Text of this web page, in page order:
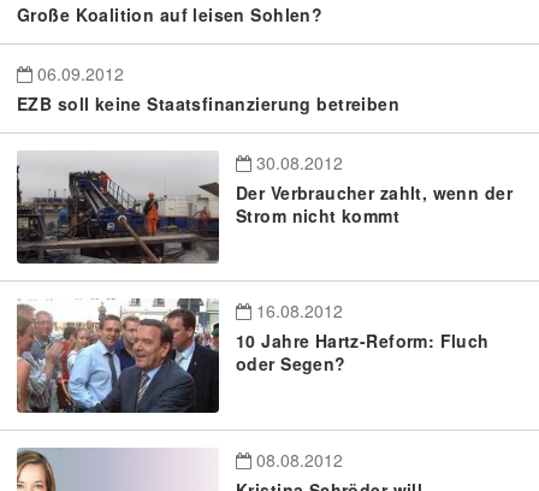
Große Koalition auf leisen Sohlen?
06.09.2012
EZB soll keine Staatsfinanzierung betreiben
30.08.2012
Der Verbraucher zahlt, wenn der
Strom nicht kommt
16.08.2012
10 Jahre Hartz-Reform: Fluch
oder Segen?
08.08.2012